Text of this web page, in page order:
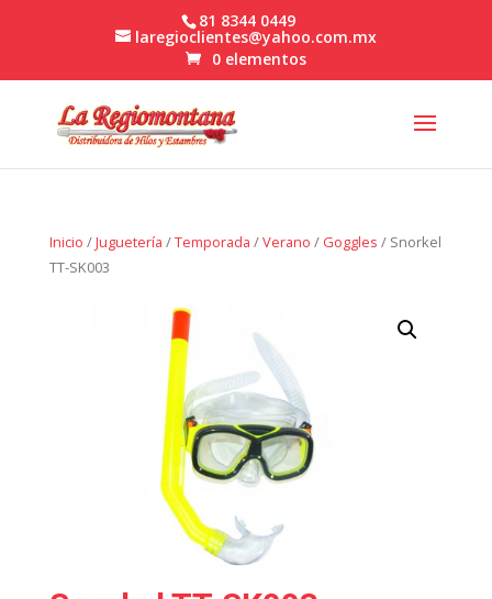
81 8344 0449
laregioclientes@yahoo.com.mx
0 elementos
Inicio /Juguetería /Temporada /Verano / Goggles / Snorkel
TT-SK003